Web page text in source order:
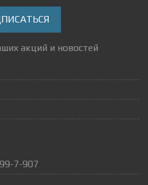
акций и новостей
7-907